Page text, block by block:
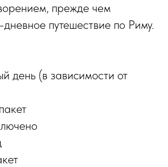
прежде чем
путешествие по Риму.
день (в зависимости от